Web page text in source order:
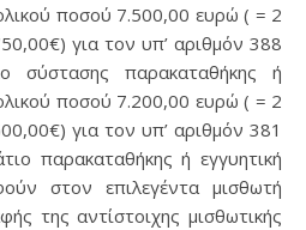
ποσού 7.500,00 ευρώ ( = 2
για τον υπ’ αριθμόν 388
σύστασης παρακαταθήκης ή
ποσού 7.200,00 ευρώ ( = 2
για τον υπ’ αριθμόν 381
παρακαταθήκης ή εγγυητική
στον επιλεγέντα μισθωτή
της αντίστοιχης μισθωτικής